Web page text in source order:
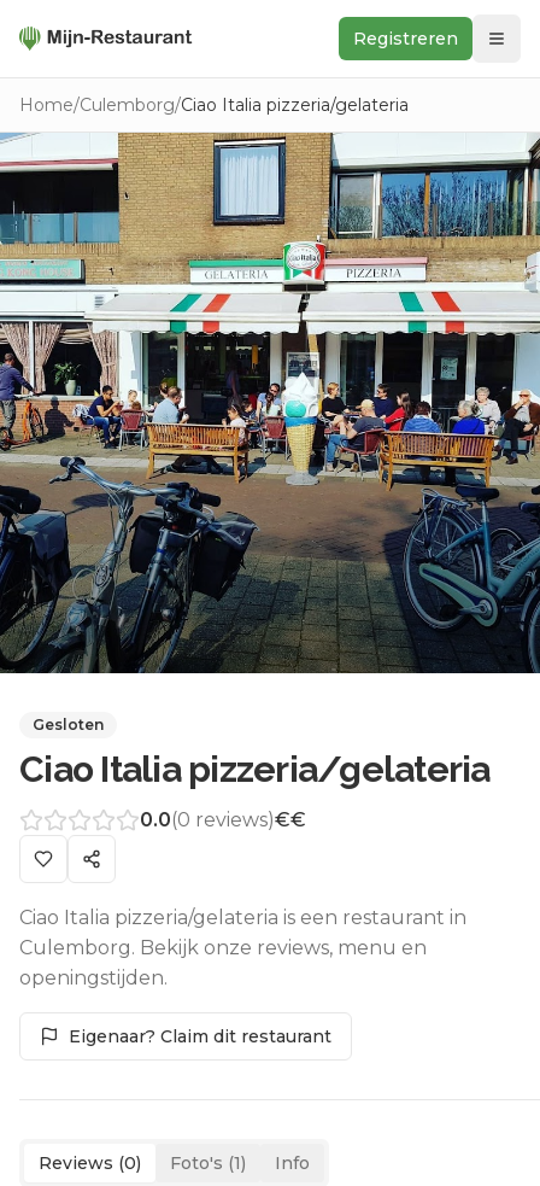
Registreren
Zoeken
In de buurt
Keukens
Foodwall
Reviews
Home/Culemborg/Ciao Italia pizzeria/gelateria
Gesloten
Ciao Italia pizzeria/gelateria
0.0(0 reviews)€€
Ciao Italia pizzeria/gelateria is een restaurant in
Culemborg. Bekijk onze reviews, menu en
openingstijden.
Eigenaar? Claim dit restaurant
Reviews (0) Foto's (1) Info